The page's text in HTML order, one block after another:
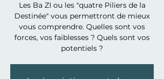
Les Ba ZI ou les "quatre Piliers de la
Destinée" vous permettront de mieux
vous comprendre. Quelles sont vos
forces, vos faiblesses ? Quels sont vos
potentiels ?